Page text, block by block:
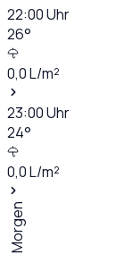
22:00Uhr
26°
0,0L/m²
23:00Uhr
24°
0,0L/m²
Morgen